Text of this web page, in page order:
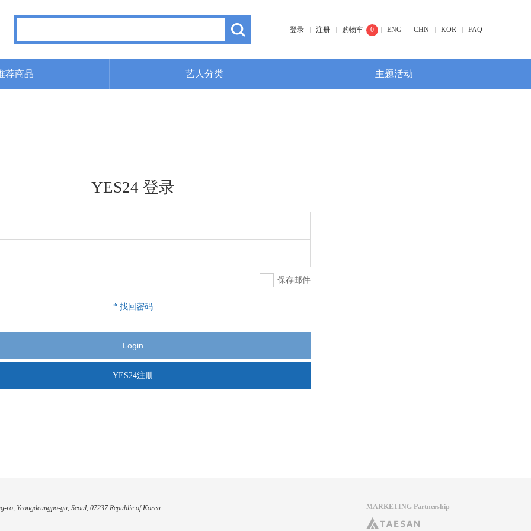
登录 注册 购物车 0 ENG CHN KOR FAQ
荐商品 艺人分类 主题活动
YES24 登录
保存邮件
* 找回密码
YES24注册
ro, Yeongdeungpo-gu, Seoul, 07237 Republic of Korea MARKETING Partnership